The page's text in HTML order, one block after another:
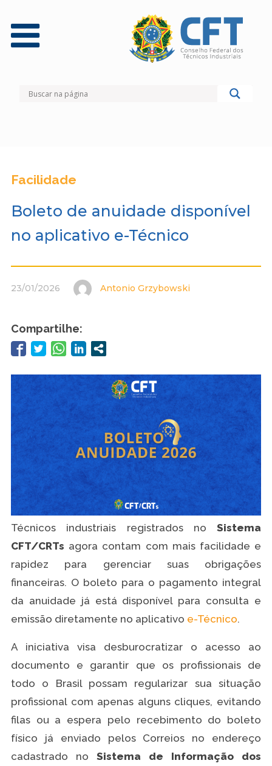
Facilidade
Boleto de anuidade disponível
no aplicativo e-Técnico
23/01/2026 Antonio Grzybowski
Compartilhe:
Técnicos industriais registrados noSistema
CFT/CRTs agora contam com mais facilidade e
rapidez para gerenciar suas obrigações
financeiras. O boleto para o pagamento integral
da anuidade já está disponível para consulta e
emissão diretamente no aplicativo e-Técnico.
A iniciativa visa desburocratizar o acesso ao
documento e garantir que os profissionais de
todo o Brasil possam regularizar sua situação
profissional com apenas alguns cliques, evitando
filas ou a espera pelo recebimento do boleto
físico já enviado pelos Correios no endereço
cadastrado no Sistema de Informação dos